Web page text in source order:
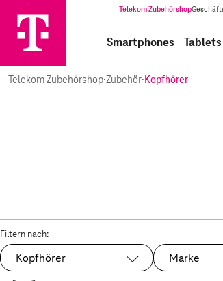
Telekom Zubehörshop(Wird in
Smartphones Tablets
Telekom Zubehörshop·Zubehör·Kopfhörer
Filtern nach:
Ausgewählt:
Kopfhörer Marke